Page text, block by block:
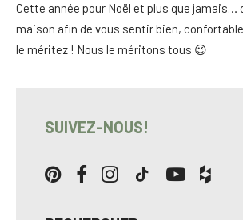
Cette année pour Noël et plus que jamais…
maison afin de vous sentir bien,
le méritez ! Nous le méritons tous 😉
SUIVEZ-NOUS!